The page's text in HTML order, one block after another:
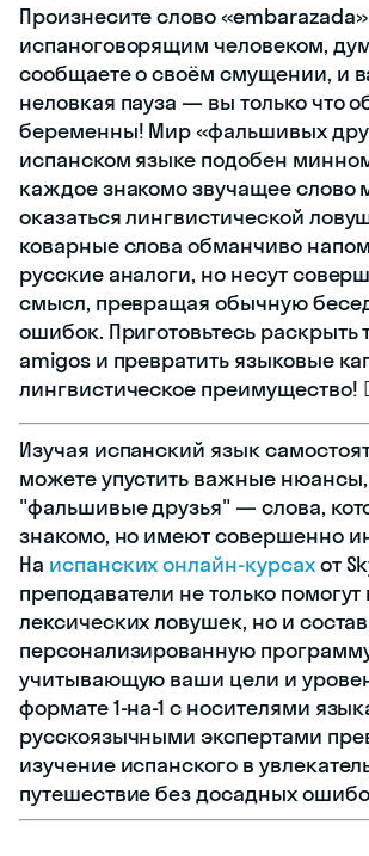
Произнесите слово
испаноговорящим человеком,
сообщаете о своём смущении, и
неловкая пауза — вы только что
беременны! Мир «фальшивых
испанском языке подобен
каждое знакомо звучащее слово
оказаться лингвистической
коварные слова обманчиво
русские аналоги, но несут
смысл, превращая обычную
ошибок. Приготовьтесь раскрыть
amigos и превратить языковые
лингвистическое преимущество!
Изучая испанский язык
можете упустить важные нюансы,
"фальшивые друзья" — слова,
знакомо, но имеют совершенно
На испанских онлайн-курсахот
преподаватели не только
лексических ловушек, но и
персонализированную
учитывающую ваши цели и
формате 1-на-1 с носителями
русскоязычными экспертами
изучение испанского в
путешествие без досадных